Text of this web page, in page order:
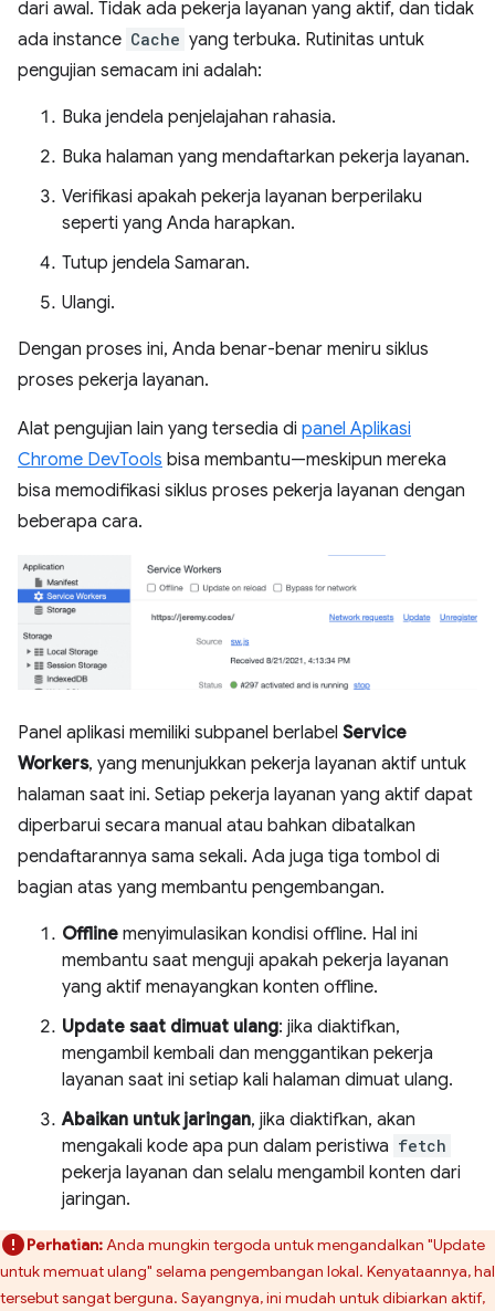
dari awal. Tidak ada pekerja layanan yang aktif, dan tidak
ada instance Cache yang terbuka. Rutinitas untuk
pengujian semacam ini adalah:
Buka jendela penjelajahan rahasia.
Buka halaman yang mendaftarkan pekerja layanan.
Verifikasi apakah pekerja layanan berperilaku
seperti yang Anda harapkan.
Tutup jendela Samaran.
Ulangi.
Dengan proses ini, Anda benar-benar meniru siklus
proses pekerja layanan.
Alat pengujian lain yang tersedia di panel Aplikasi
Chrome DevTools bisa membantu—meskipun mereka
bisa memodifikasi siklus proses pekerja layanan dengan
beberapa cara.
Panel aplikasi memiliki subpanel berlabel Service
Workers, yang menunjukkan pekerja layanan aktif untuk
halaman saat ini. Setiap pekerja layanan yang aktif dapat
diperbarui secara manual atau bahkan dibatalkan
pendaftarannya sama sekali. Ada juga tiga tombol di
bagian atas yang membantu pengembangan.
Offline menyimulasikan kondisi offline. Hal ini
membantu saat menguji apakah pekerja layanan
yang aktif menayangkan konten offline.
Update saat dimuat ulang: jika diaktifkan,
mengambil kembali dan menggantikan pekerja
layanan saat ini setiap kali halaman dimuat ulang.
Abaikan untuk jaringan, jika diaktifkan, akan
mengakali kode apa pun dalam peristiwa fetch
pekerja layanan dan selalu mengambil konten dari
jaringan.
Perhatian:Anda mungkin tergoda untuk mengandalkan "Update
untuk memuat ulang" selama pengembangan lokal. Kenyataannya, hal
tersebut sangat berguna. Sayangnya, ini mudah untuk dibiarkan aktif,